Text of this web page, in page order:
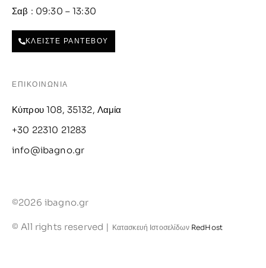
Σαβ : 09:30 – 13:30
ΚΛΕΙΣΤΕ ΡΑΝΤΕΒΟΥ
ΕΠΙΚΟΙΝΩΝΙΑ
Κύπρου 108, 35132, Λαμία
+30 22310 21283
info@ibagno.gr
©2026 ibagno.gr
© All rights reserved | Κατασκευή Ιστοσελίδων RedHost